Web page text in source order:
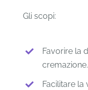
Gli scopi:
Favorire la
cremazione.
Facilitare la